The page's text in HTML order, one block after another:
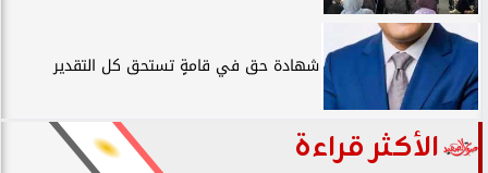
شهادة حق في قامةٍ تستحق كل التقدير
الأكثر قراءة